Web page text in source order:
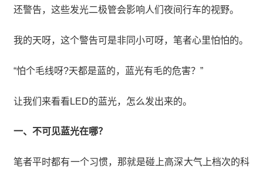
还警告，这些发光二极管会影响人们夜间行车的视野。
我的天呀，这个警告可是非同小可呀，笔者心里怕怕的。
“怕个毛线呀?天都是蓝的，蓝光有毛的危害？”
让我们来看看LED的蓝光，怎么发出来的。
一、不可见蓝光在哪？
笔者平时都有一个习惯，那就是碰上高深大气上档次的科